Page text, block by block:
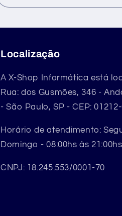
Localização
A X-Shop Informática está
Rua: dos Gusmões, 346 -
- São Paulo, SP - CEP: 01212-
Horário de atendimento:
Domingo - 08:00hs às
CNPJ: 18.245.553/0001-70